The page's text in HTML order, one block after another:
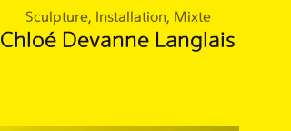
Sculpture, Installation, Mixte
Chloé Devanne Langlais